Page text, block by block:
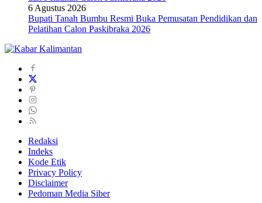
6 Agustus 2026
Bupati Tanah Bumbu Resmi Buka Pemusatan Pendidikan dan
Pelatihan Calon Paskibraka 2026
Redaksi
Indeks
Kode Etik
Privacy Policy
Disclaimer
Pedoman Media Siber